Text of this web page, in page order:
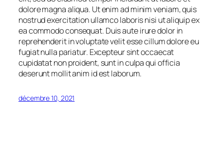
dolore magna aliqua. Ut enim ad minim veniam, quis
nostrud exercitation ullamco laboris nisi ut aliquip ex
ea commodo consequat. Duis aute irure dolor in
reprehenderit in voluptate velit esse cillum dolore eu
fugiat nulla pariatur. Excepteur sint occaecat
cupidatat non proident, sunt in culpa qui officia
deserunt mollit anim id est laborum.
décembre 10, 2021